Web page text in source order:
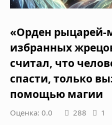
«Орден рыцарей-
избранных
считал, что
спасти, только
помощью магии
Оценка: 0.0 288 1